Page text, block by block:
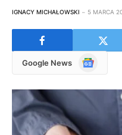
IGNACY MICHAŁOWSKI 5 MARCA
Google News
Google